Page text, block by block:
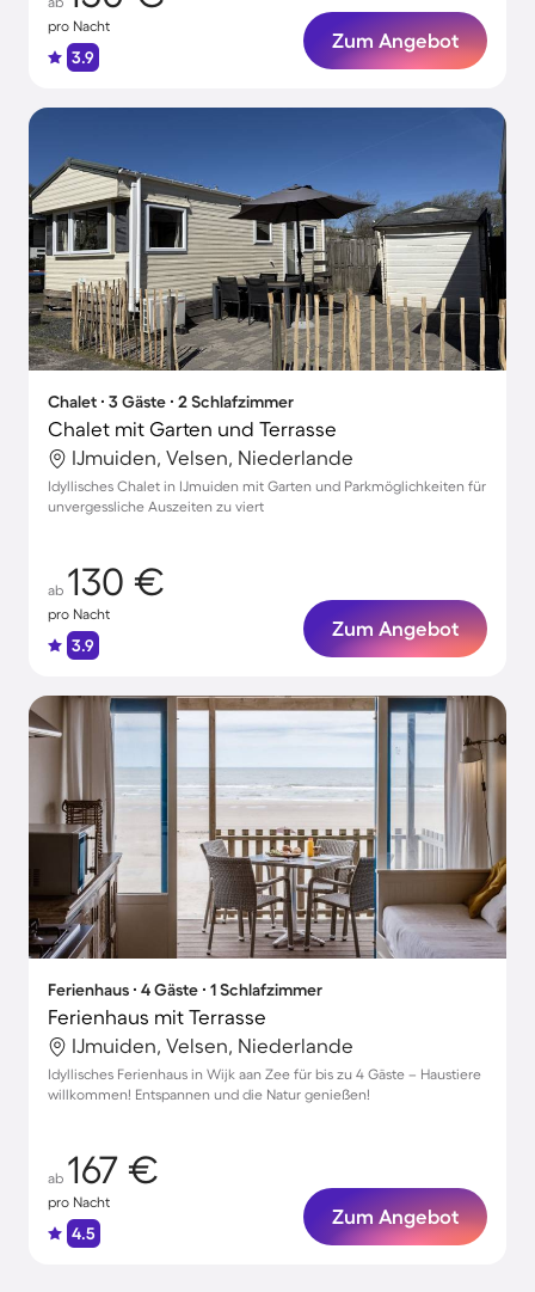
pro Nacht
3.9
Zum Angebot
Chalet ∙ 3 Gäste ∙ 2 Schlafzimmer
Chalet mit Garten und Terrasse
IJmuiden, Velsen, Niederlande
Idyllisches Chalet in IJmuiden mit Garten und Parkmöglichkeiten für
unvergessliche Auszeiten zu viert
ab 130 €
pro Nacht
3.9
Zum Angebot
Ferienhaus ∙ 4 Gäste ∙ 1 Schlafzimmer
Ferienhaus mit Terrasse
IJmuiden, Velsen, Niederlande
Idyllisches Ferienhaus in Wijk aan Zee für bis zu 4 Gäste – Haustiere
willkommen! Entspannen und die Natur genießen!
ab 167 €
pro Nacht
4.5
Zum Angebot